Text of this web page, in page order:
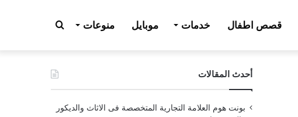
قصص اطفال خدمات موبايل منوعات بحث
عن أحدث المقالات
بونت هوم العلامة التجارية المتخصصة فى الاثاث والديكور